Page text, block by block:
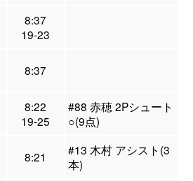
8:37
19-23
8:37
8:22
19-25
#88 赤穂 2Pシュート
○(9点)
8:21
#13 木村 アシスト(3
本)